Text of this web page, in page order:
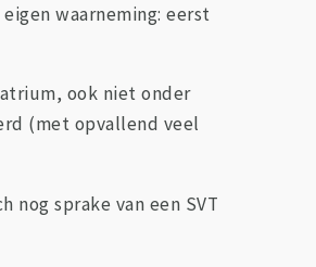
waarneming: eerst
ook niet onder
(met opvallend veel
sprake van een SVT